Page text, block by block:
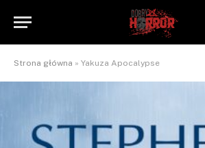
Strona główna » Yakuza Apocalypse